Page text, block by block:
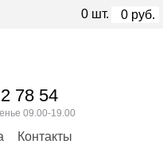
78 54
09.00-19.00
Контакты
0 шт. 0 руб.